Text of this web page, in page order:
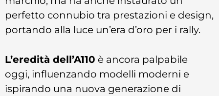
perfetto connubio tra prestazioni e design,
portando alla luce un’era d’oro per i rally.
L’eredità dell’A110 è ancora palpabile
oggi, influenzando modelli moderni e
ispirando una nuova generazione di